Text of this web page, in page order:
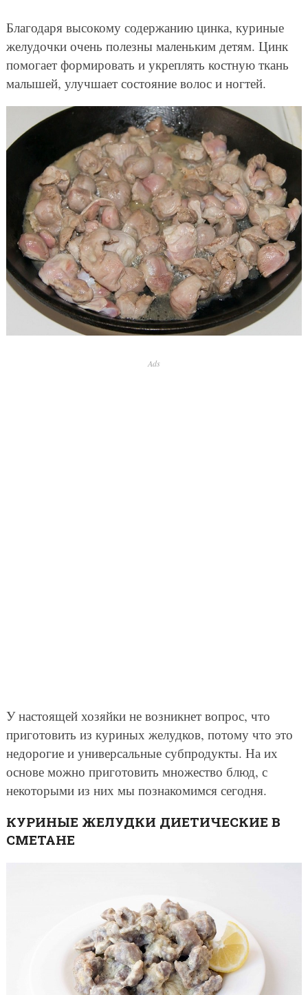
Благодаря высокому содержанию цинка, куриные
желудочки очень полезны маленьким детям. Цинк
помогает формировать и укреплять костную ткань
малышей, улучшает состояние волос и ногтей.
Ads
У настоящей хозяйки не возникнет вопрос, что
приготовить из куриных желудков, потому что это
недорогие и универсальные субпродукты. На их
основе можно приготовить множество блюд, с
некоторыми из них мы познакомимся сегодня.
КУРИНЫЕ ЖЕЛУДКИ ДИЕТИЧЕСКИЕ В
СМЕТАНЕ